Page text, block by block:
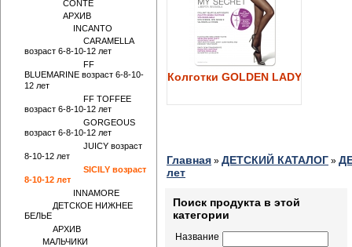
CONTE
АРХИВ
INCANTO
CARAMELLA
возраст 6-8-10-12 лет
FF
BLUEMARINE возраст 6-8-10-
12 лет
FF TOFFEE
возраст 6-8-10-12 лет
GORGEOUS
возраст 6-8-10-12 лет
JUICY возраст
8-10-12 лет
SICILY возраст
8-10-12 лет
INNAMORE
ДЕТСКОЕ НИЖНЕЕ
БЕЛЬЕ
АРХИВ
МАЛЬЧИКИ
Колготки GOLDEN LADY My
Главная » ДЕТСКИЙ КАТАЛОГ »
лет
Поиск продукта в этой
категории
Название